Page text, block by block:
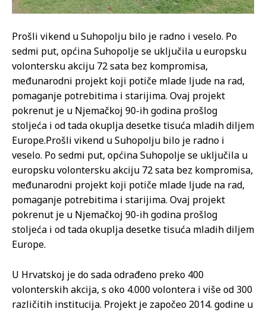
Prošli vikend u Suhopolju bilo je radno i veselo. Po
sedmi put, općina Suhopolje se uključila u europsku
volontersku akciju 72 sata bez kompromisa,
međunarodni projekt koji potiče mlade ljude na rad,
pomaganje potrebitima i starijima. Ovaj projekt
pokrenut je u Njemačkoj 90-ih godina prošlog
stoljeća i od tada okuplja desetke tisuća mladih diljem
Europe.Prošli vikend u Suhopolju bilo je radno i
veselo. Po sedmi put, općina Suhopolje se uključila u
europsku volontersku akciju 72 sata bez kompromisa,
međunarodni projekt koji potiče mlade ljude na rad,
pomaganje potrebitima i starijima. Ovaj projekt
pokrenut je u Njemačkoj 90-ih godina prošlog
stoljeća i od tada okuplja desetke tisuća mladih diljem
Europe.
U Hrvatskoj je do sada odrađeno preko 400
volonterskih akcija, s oko 4.000 volontera i više od 300
različitih institucija. Projekt je započeo 2014. godine u